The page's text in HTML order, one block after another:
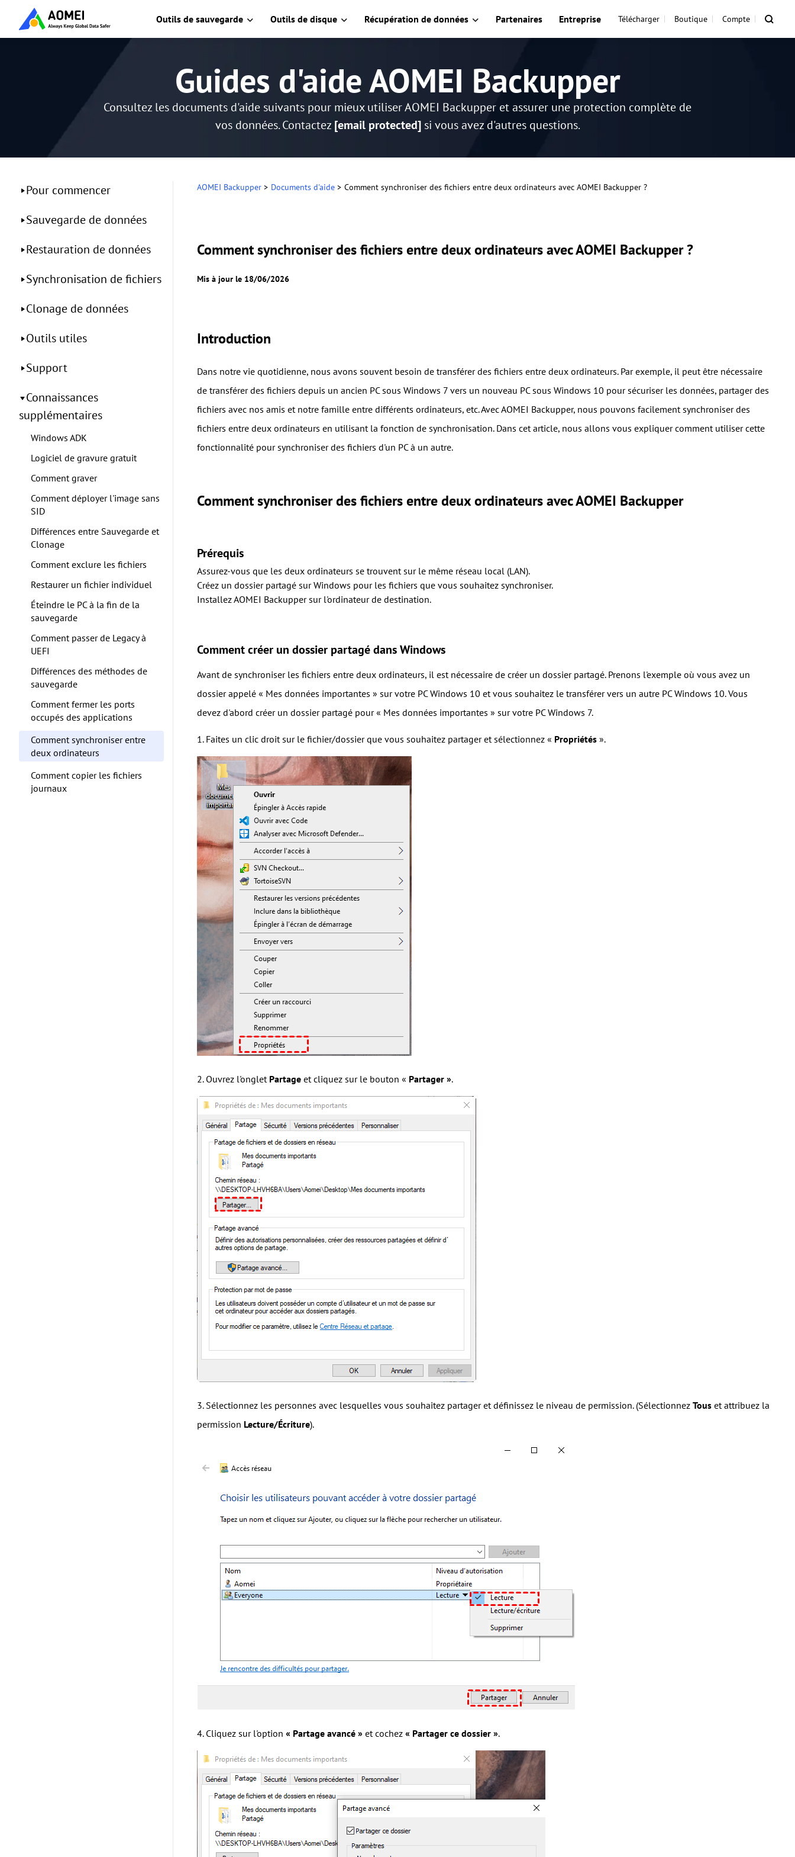
Outils de sauvegarde Outils de disque Récupération de données Partenaires Entreprise Télécharger Boutique Compte
Guides d'aide AOMEI Backupper
Consultez les documents d'aide suivants pour mieux utiliser AOMEI Backupper et assurer une protection complète de
vos données. Contactez [email protected]si vous avez d'autres questions.
Pour commencer
Sauvegarde de données
Restauration de données
Synchronisation de fichiers
Clonage de données
Outils utiles
Support
Connaissances
supplémentaires
Windows ADK
Logiciel de gravure gratuit
Comment graver
Comment déployer l'image sans
SID
Différences entre Sauvegarde et
Clonage
Comment exclure les fichiers
Restaurer un fichier individuel
Éteindre le PC à la fin de la
sauvegarde
Comment passer de Legacy à
UEFI
Différences des méthodes de
sauvegarde
Comment fermer les ports
occupés des applications
Comment synchroniser entre
deux ordinateurs
Comment copier les fichiers
journaux
AOMEI Backupper > Documents d'aide > Comment synchroniser des fichiers entre deux ordinateurs avec AOMEI Backupper ?
Comment synchroniser des fichiers entre deux ordinateurs avec AOMEI Backupper ?
Mis à jour le 18/06/2026
Introduction
Dans notre vie quotidienne, nous avons souvent besoin de transférer des fichiers entre deux ordinateurs. Par exemple, il peut être nécessaire
de transférer des fichiers depuis un ancien PC sous Windows 7 vers un nouveau PC sous Windows 10 pour sécuriser les données, partager des
fichiers avec nos amis et notre famille entre différents ordinateurs, etc. Avec AOMEI Backupper, nous pouvons facilement synchroniser des
fichiers entre deux ordinateurs en utilisant la fonction de synchronisation. Dans cet article, nous allons vous expliquer comment utiliser cette
fonctionnalité pour synchroniser des fichiers d'un PC à un autre.
Comment synchroniser des fichiers entre deux ordinateurs avec AOMEI Backupper
Prérequis
Assurez-vous que les deux ordinateurs se trouvent sur le même réseau local (LAN).
Créez un dossier partagé sur Windows pour les fichiers que vous souhaitez synchroniser.
Installez AOMEI Backupper sur l'ordinateur de destination.
Comment créer un dossier partagé dans Windows
Avant de synchroniser les fichiers entre deux ordinateurs, il est nécessaire de créer un dossier partagé. Prenons l'exemple où vous avez un
dossier appelé « Mes données importantes » sur votre PC Windows 10 et vous souhaitez le transférer vers un autre PC Windows 10. Vous
devez d'abord créer un dossier partagé pour « Mes données importantes » sur votre PC Windows 7.
1. Faites un clic droit sur le fichier/dossier que vous souhaitez partager et sélectionnez « Propriétés ».
2. Ouvrez l'onglet Partage et cliquez sur le bouton « Partager ».
3. Sélectionnez les personnes avec lesquelles vous souhaitez partager et définissez le niveau de permission. (Sélectionnez Tous et attribuez la
permission Lecture/Écriture).
4. Cliquez sur l'option « Partage avancé » et cochez « Partager ce dossier ».